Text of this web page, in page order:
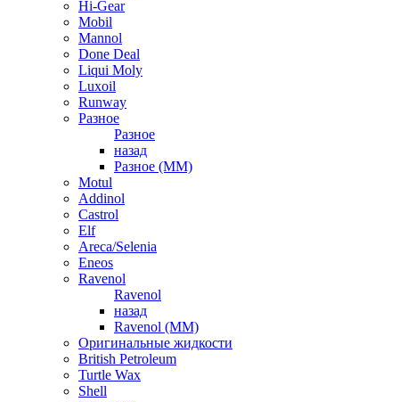
Hi-Gear
Mobil
Mannol
Done Deal
Liqui Moly
Luxoil
Runway
Разное
Разное
назад
Разное (ММ)
Motul
Addinol
Castrol
Elf
Areca/Selenia
Eneos
Ravenol
Ravenol
назад
Ravenol (ММ)
Оригинальные жидкости
British Petroleum
Turtle Wax
Shell